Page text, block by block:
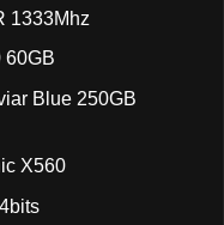
1333Mhz
60GB
Blue 250GB
X560